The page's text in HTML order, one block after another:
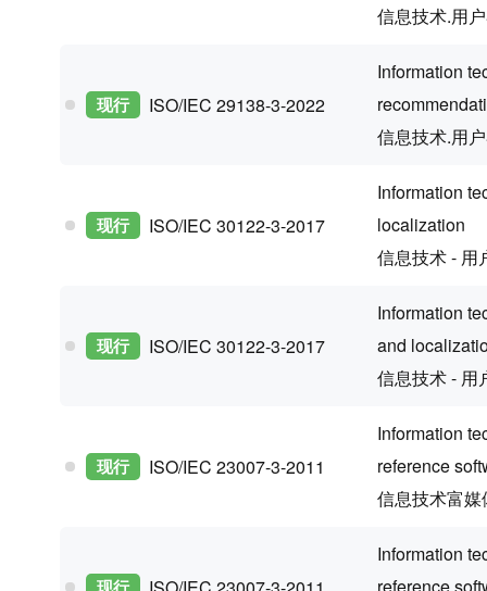
信息技术.用
现行 ISO/IEC 29138-3-2022
Information
信息技术.用
现行 ISO/IEC 30122-3-2017
Information
localization
信息技术 - 用
现行 ISO/IEC 30122-3-2017
Information
and
信息技术 - 用
现行 ISO/IEC 23007-3-2011
Information
reference
信息技术富
现行
Information